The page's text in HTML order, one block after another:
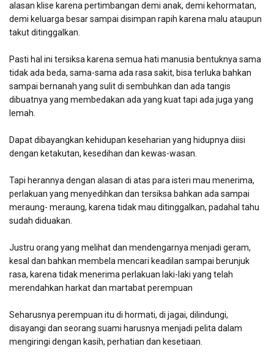
alasan klise karena pertimbangan demi anak, demi kehormatan,
demi keluarga besar sampai disimpan rapih karena malu ataupun
takut ditinggalkan.
Pasti hal ini tersiksa karena semua hati manusia bentuknya sama
tidak ada beda, sama-sama ada rasa sakit, bisa terluka bahkan
sampai bernanah yang sulit di sembuhkan dan ada tangis
dibuatnya yang membedakan ada yang kuat tapi ada juga yang
lemah.
Dapat dibayangkan kehidupan keseharian yang hidupnya diisi
dengan ketakutan, kesedihan dan kewas-wasan.
Tapi herannya dengan alasan di atas para isteri mau menerima,
perlakuan yang menyedihkan dan tersiksa bahkan ada sampai
meraung- meraung, karena tidak mau ditinggalkan, padahal tahu
sudah diduakan.
Justru orang yang melihat dan mendengarnya menjadi geram,
kesal dan bahkan membela mencari keadilan sampai berunjuk
rasa, karena tidak menerima perlakuan laki-laki yang telah
merendahkan harkat dan martabat perempuan
Seharusnya perempuan itu di hormati, di jagai, dilindungi,
disayangi dan seorang suami harusnya menjadi pelita dalam
mengiringi dengan kasih, perhatian dan kesetiaan.